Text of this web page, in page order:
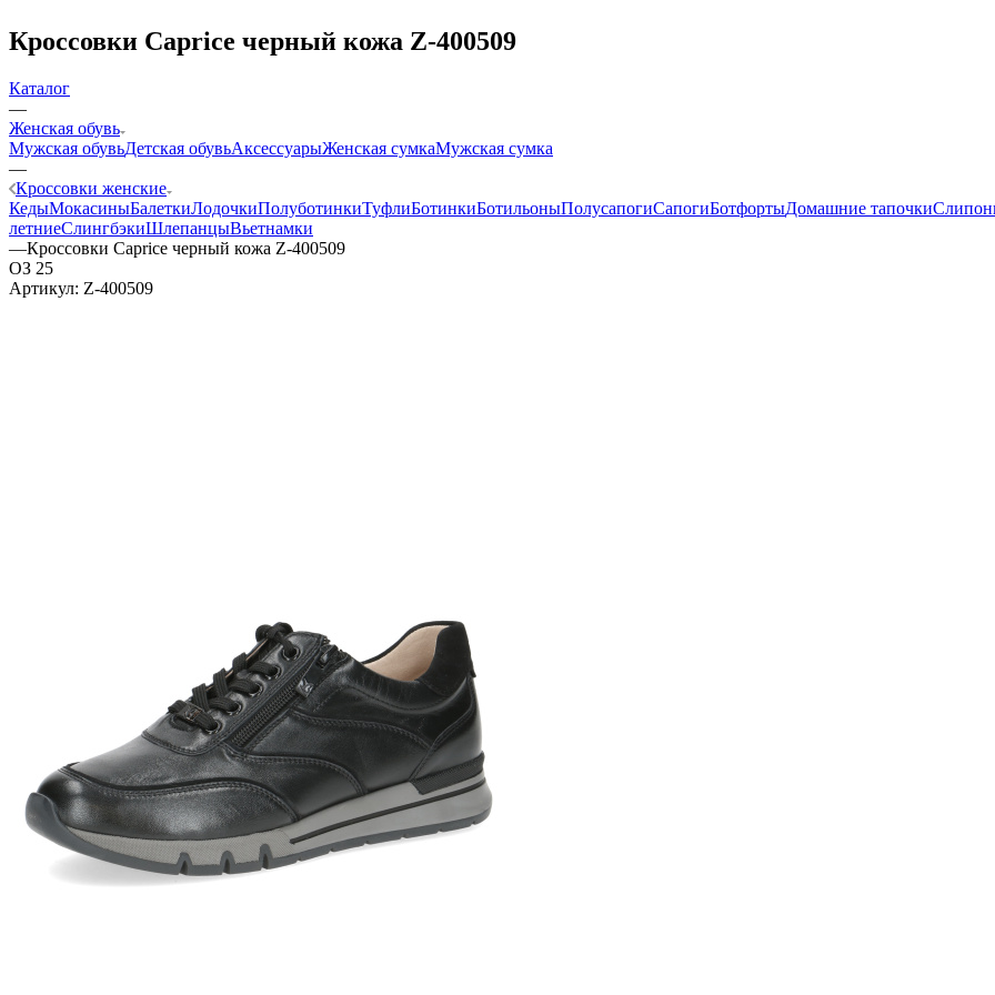
Кроссовки Caprice черный кожа Z-400509
Каталог
—
Женская обувь
Мужская обувьДетская обувьАксессуарыЖенская сумкаМужская сумка
—
Кроссовки женские
КедыМокасиныБалеткиЛодочкиПолуботинкиТуфлиБотинкиБотильоныПолусапогиСапогиБотфортыДомашние тапочки
летниеСлингбэкиШлепанцыВьетнамки
—Кроссовки Caprice черный кожа Z-400509
ОЗ 25
Артикул: Z-400509